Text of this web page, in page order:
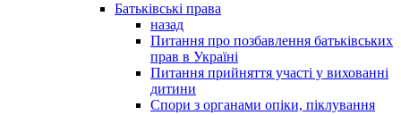
Батьківські права
назад
Питання про позбавлення батьківських
прав в Україні
Питання прийняття участі у вихованні
дитини
Спори з органами опіки, піклування